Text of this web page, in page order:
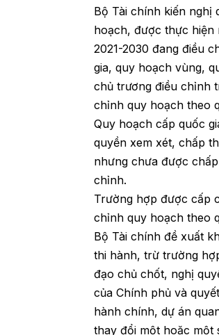
Bộ Tài chính kiến
hoạch, được thực hiện
2021-2030 đang điều
gia, quy hoạch vùng,
chủ trương điều chỉnh
chỉnh quy hoạch theo
Quy hoạch cấp quốc
quyền xem xét, chấp
nhưng chưa được
chỉnh.
Trường hợp được cấp
chỉnh quy hoạch theo
Bộ Tài chính đề xuất
thi hành, trừ trường
đạo chủ chốt, nghị
của Chính phủ và
hành chính, dự án
thay đổi một hoặc một